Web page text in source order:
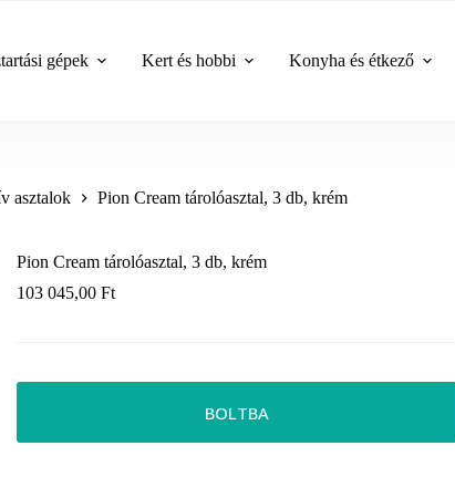
gépek Kert és hobbi Konyha és étkező
asztalok Pion Cream tárolóasztal, 3 db, krém
Pion Cream tárolóasztal, 3 db, krém
103 045,00Ft
BOLTBA